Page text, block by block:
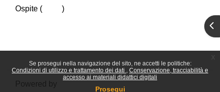
Se prosegui nella navigazione del sito, ne accetti le politiche:
Condizioni di utilizzo e trattamento dei dati
Conservazione, tracciabilità e
accesso ai materiali didattici digitali
Prosegui
Ospite (
)
Powered by